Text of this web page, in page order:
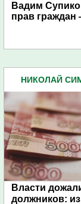
Вадим
прав граждан
НИКОЛАЙ
Власти
должников: из